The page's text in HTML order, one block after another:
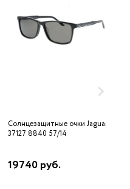
Солнцезащитные очки Jaguar
37127 8840 57/14
19740 руб.